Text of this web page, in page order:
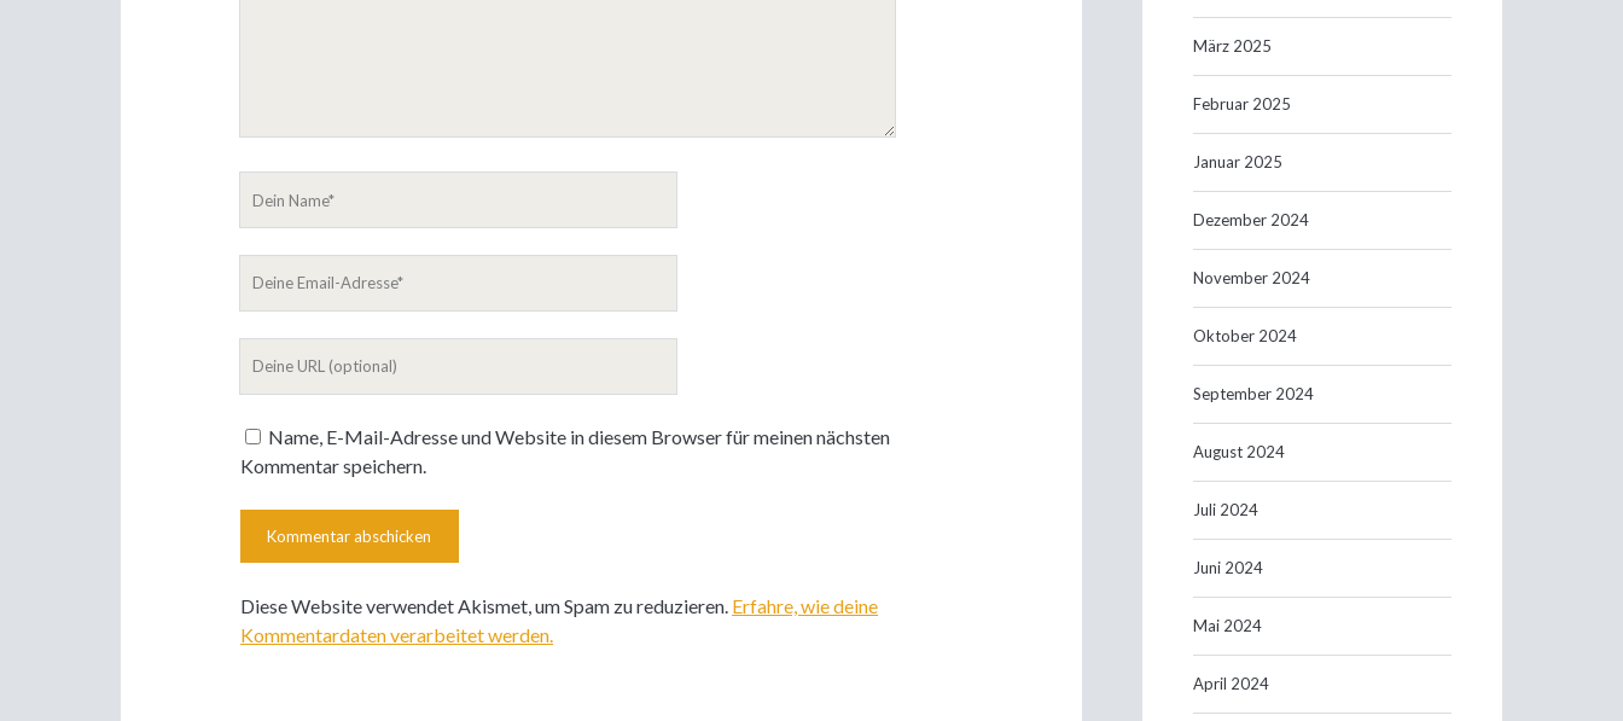
Name
Name, E-Mail-Adresse und Website in diesem Browser für meinen nächsten
Kommentar speichern.
Diese Website verwendet Akismet, um Spam zu reduzieren. Erfahre, wie deine
Kommentardaten verarbeitet werden.
März 2025
Februar 2025
Januar 2025
Dezember 2024
November 2024
Oktober 2024
September 2024
August 2024
Juli 2024
Juni 2024
Mai 2024
April 2024